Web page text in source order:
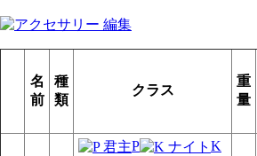
名
前
種
類
クラス
重
量
P
K